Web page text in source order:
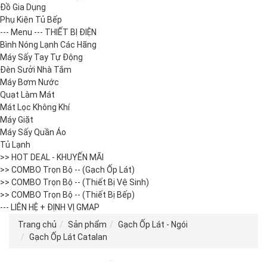
Đồ Gia Dụng
Phụ Kiện Tủ Bếp
--- Menu --- THIẾT BỊ ĐIỆN
Bình Nóng Lạnh Các Hãng
Máy Sấy Tay Tự Động
Đèn Sưởi Nhà Tắm
Máy Bơm Nước
Quạt Làm Mát
Mát Lọc Không Khí
Máy Giặt
Máy Sấy Quần Áo
Tủ Lạnh
>> HOT DEAL - KHUYẾN MÃI
>> COMBO Trọn Bộ -- (Gạch Ốp Lát)
>> COMBO Trọn Bộ -- (Thiết Bị Vệ Sinh)
>> COMBO Trọn Bộ -- (Thiết Bị Bếp)
--- LIÊN HỆ + ĐỊNH VỊ GMAP
Trang chủ
Sản phẩm
Gạch Ốp Lát - Ngói
Gạch Ốp Lát Catalan